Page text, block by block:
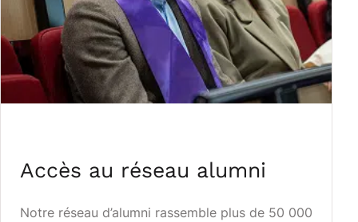
Accès au réseau alumni
Notre réseau d’alumni rassemble plus de 50 000